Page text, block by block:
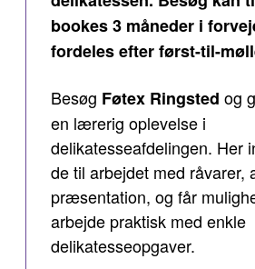
bookes 3 måneder i
fordeles efter først-til-
Besøg Føtex Ringsted og
en lærerig oplevelse i
delikatesseafdelingen. Her
de til arbejdet med råvarer,
præsentation, og får
arbejde praktisk med enkle
delikatesseopgaver.